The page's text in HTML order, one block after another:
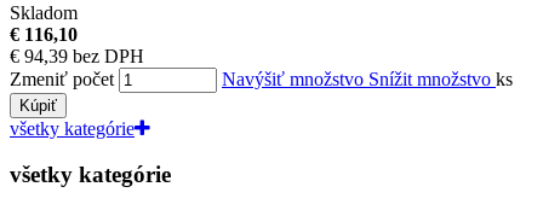
Skladom
€ 116,10
€ 94,39 bez DPH
Zmeniť počet
Navýšiť množstvo Snížit množstvo ks
Kúpiť
všetky kategórie
všetky kategórie